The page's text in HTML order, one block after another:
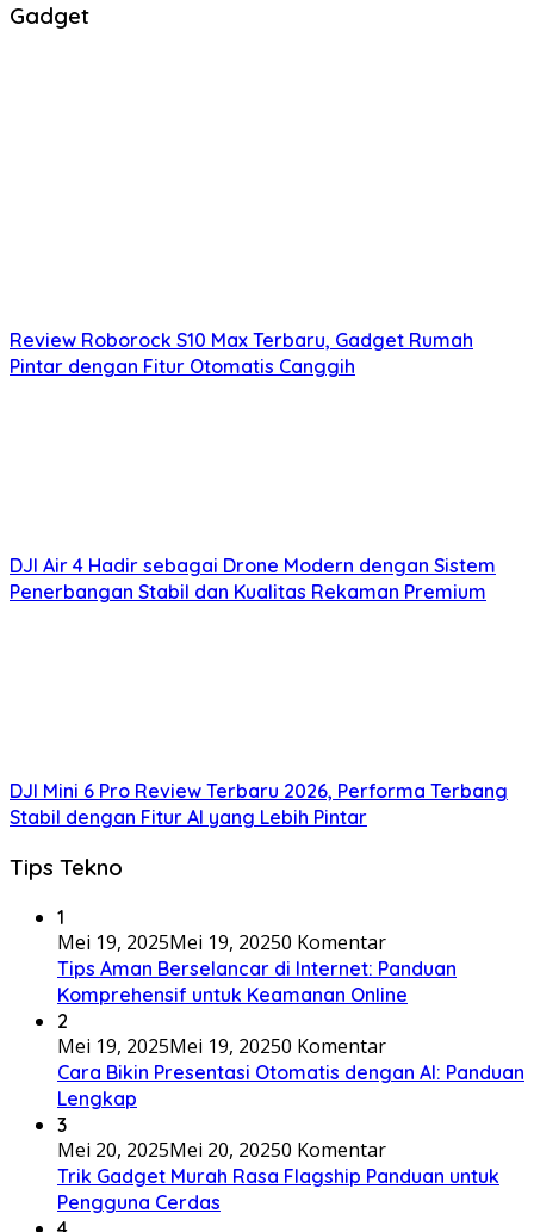
Gadget
Review Roborock S10 Max Terbaru, Gadget Rumah
Pintar dengan Fitur Otomatis Canggih
DJI Air 4 Hadir sebagai Drone Modern dengan Sistem
Penerbangan Stabil dan Kualitas Rekaman Premium
DJI Mini 6 Pro Review Terbaru 2026, Performa Terbang
Stabil dengan Fitur AI yang Lebih Pintar
Tips Tekno
1
Mei 19, 2025Mei 19, 20250 Komentar
Tips Aman Berselancar di Internet: Panduan
Komprehensif untuk Keamanan Online
2
Mei 19, 2025Mei 19, 20250 Komentar
Cara Bikin Presentasi Otomatis dengan AI: Panduan
Lengkap
3
Mei 20, 2025Mei 20, 20250 Komentar
Trik Gadget Murah Rasa Flagship Panduan untuk
Pengguna Cerdas